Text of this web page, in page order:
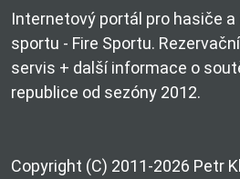
Internetový portál pro hasiče
sportu - Fire Sportu.
servis + další informace o
republice od sezóny 2012.
Copyright (C) 2011-2026 Petr